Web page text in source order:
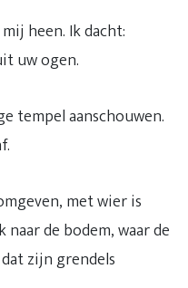
heen. Ik dacht:
uw ogen.
tempel aanschouwen.
met wier is
de bodem, waar de
zijn grendels